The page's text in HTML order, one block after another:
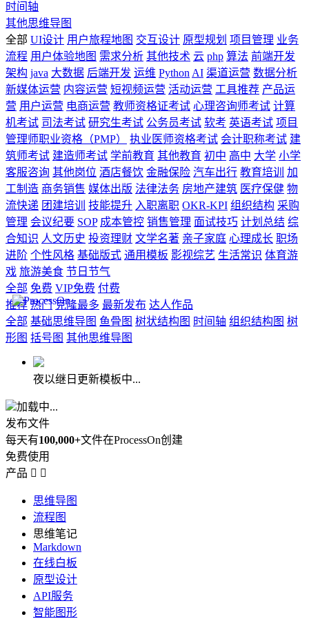
时间轴
其他思维导图
全部 UI设计 用户旅程地图 交互设计 原型规划 项目管理 业务
流程 用户体验地图 需求分析 其他技术 云 php 算法 前端开发
架构 java 大数据 后端开发 运维 Python AI 渠道运营 数据分析
新媒体运营 内容运营 短视频运营 活动运营 工具推荐 产品运
营 用户运营 电商运营 教师资格证考试 心理咨询师考试 计算
机考试 司法考试 研究生考试 公务员考试 软考 英语考试 项目
管理师职业资格（PMP）
执业医师资格考试 会计职称考试 建
筑师考试 建造师考试 学前教育 其他教育 初中 高中 大学 小学
客服咨询 其他岗位 酒店餐饮 金融保险 汽车出行 教育培训
加
工制造 商务销售 媒体出版 法律法务 房地产建筑 医疗保健 物
流快递 团建培训 技能提升 入职离职 OKR-KPI 组织结构 采购
管理 会议纪要 SOP 成本管控 销售管理 面试技巧 计划总结 综
合知识 人文历史 投资理财 文学名著 亲子家庭 心理成长 职场
进阶 个性风格 基础版式 通用模板 影视综艺 生活常识 体育游
戏 旅游美食 节日节气
全部 免费 VIP免费 付费
推荐 热门 克隆最多 最新发布 达人作品
全部 基础思维导图 鱼骨图 树状结构图 时间轴 组织结构图 树
形图 括号图 其他思维导图
夜以继日更新模板中...
加载中...
发布文件
每天有100,000+文件在ProcessOn创建
免费使用
产品  
思维导图
流程图
思维笔记
Markdown
在线白板
原型设计
API服务
智能图形